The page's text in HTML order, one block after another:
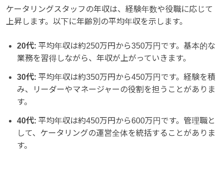
ケータリングスタッフの年収は、経験年数や役職に応じて
上昇します。以下に年齢別の平均年収を示します。
20代: 平均年収は約250万円から350万円です。基本的な
業務を習得しながら、年収が上がっていきます。
30代: 平均年収は約350万円から450万円です。経験を積
み、リーダーやマネージャーの役割を担うことがありま
す。
40代: 平均年収は約450万円から600万円です。管理職と
して、ケータリングの運営全体を統括することがありま
す。